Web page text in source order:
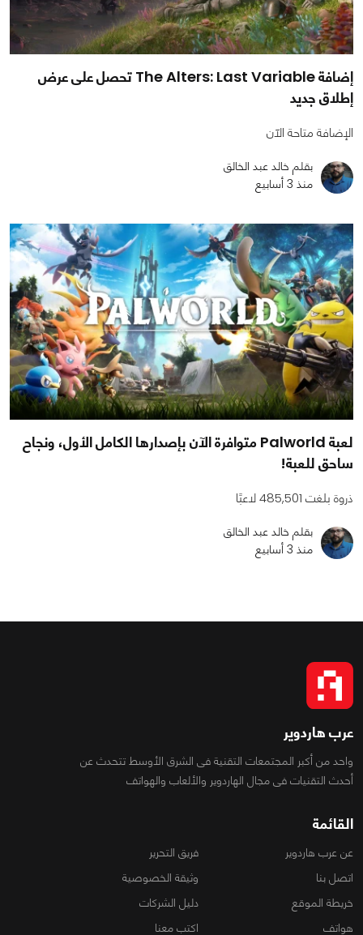
إضافة The Alters: Last Variable تحصل على عرض
إطلاق جديد
الإضافة متاحة الآن
بقلم خالد عبد الخالق
منذ 3 أسابيع
لعبة Palworld متوافرة الآن بإصدارها الكامل الأول، ونجاح
ساحق للعبة!
ذروة بلغت 485,501 لاعبًا
بقلم خالد عبد الخالق
منذ 3 أسابيع
عرب هاردوير
واحد من أكبر المجتمعات التقنية فى الشرق الأوسط تتحدث عن
أحدث التقنيات فى مجال الهاردوير والألعاب والهواتف
القائمة
عن عرب هاردوير
فريق التحرير
اتصل بنا
وثيقة الخصوصية
خريطة الموقع
دليل الشركات
هواتف
اكتب معنا